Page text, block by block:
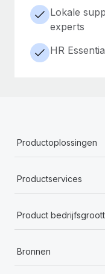
Lokale
experts
HR
Productoplossingen
Productservices
Product
Bronnen